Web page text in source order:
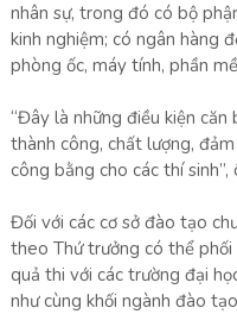
nhân sự, trong đó có bộ
kinh nghiệm; có ngân hàng
phòng ốc, máy tính, phần
“Đây là những điều kiện
thành công, chất lượng,
công bằng cho các thí sinh”,
Đối với các cơ sở đào tạo
theo Thứ trưởng có thể
quả thi với các trường đại
như cùng khối ngành đào